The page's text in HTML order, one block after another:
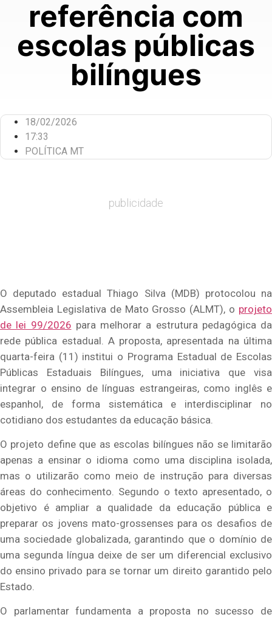
referência com
escolas públicas
bilíngues
18/02/2026
17:33
POLÍTICA MT
publicidade
O deputado estadual Thiago Silva (MDB) protocolou na
Assembleia Legislativa de Mato Grosso (ALMT), o projeto
de lei 99/2026 para melhorar a estrutura pedagógica da
rede pública estadual. A proposta, apresentada na última
quarta-feira (11) institui o Programa Estadual de Escolas
Públicas Estaduais Bilíngues, uma iniciativa que visa
integrar o ensino de línguas estrangeiras, como inglês e
espanhol, de forma sistemática e interdisciplinar no
cotidiano dos estudantes da educação básica.
O projeto define que as escolas bilíngues não se limitarão
apenas a ensinar o idioma como uma disciplina isolada,
mas o utilizarão como meio de instrução para diversas
áreas do conhecimento. Segundo o texto apresentado, o
objetivo é ampliar a qualidade da educação pública e
preparar os jovens mato-grossenses para os desafios de
uma sociedade globalizada, garantindo que o domínio de
uma segunda língua deixe de ser um diferencial exclusivo
do ensino privado para se tornar um direito garantido pelo
Estado.
O parlamentar fundamenta a proposta no sucesso de